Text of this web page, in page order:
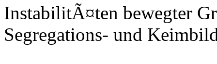
InstabilitÃ¤ten bewegter
Segregations- und